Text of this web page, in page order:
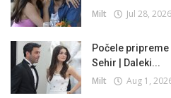
Milt Jul 28, 2026
Počele
Sehir | Daleki...
Milt Aug 1,